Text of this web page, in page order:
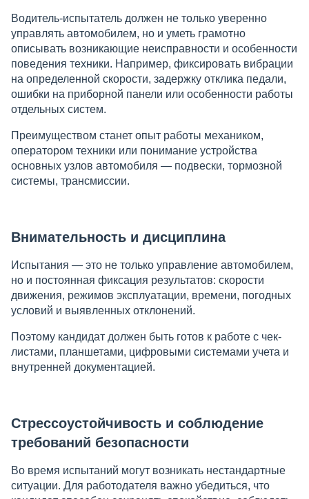
Водитель-испытатель должен не только уверенно
управлять автомобилем, но и уметь грамотно
описывать возникающие неисправности и особенности
поведения техники. Например, фиксировать вибрации
на определенной скорости, задержку отклика педали,
ошибки на приборной панели или особенности работы
отдельных систем.
Преимуществом станет опыт работы механиком,
оператором техники или понимание устройства
основных узлов автомобиля — подвески, тормозной
системы, трансмиссии.
Внимательность и дисциплина
Испытания — это не только управление автомобилем,
но и постоянная фиксация результатов: скорости
движения, режимов эксплуатации, времени, погодных
условий и выявленных отклонений.
Поэтому кандидат должен быть готов к работе с чек-
листами, планшетами, цифровыми системами учета и
внутренней документацией.
Стрессоустойчивость и соблюдение
требований безопасности
Во время испытаний могут возникать нестандартные
ситуации. Для работодателя важно убедиться, что